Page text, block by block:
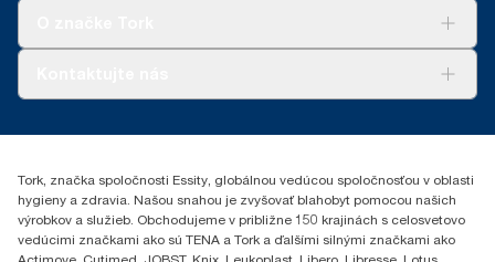
Essity Slovakia s.r.o.
049 12 Gemerská Hôrka
Tork, značka spoločnosti Essity, globálnou vedúcou spoločnosťou v oblasti
hygieny a zdravia. Našou snahou je zvyšovať blahobyt pomocou našich
výrobkov a služieb. Obchodujeme v približne 150 krajinách s celosvetovo
vedúcimi značkami ako sú TENA a Tork a ďalšími silnými značkami ako